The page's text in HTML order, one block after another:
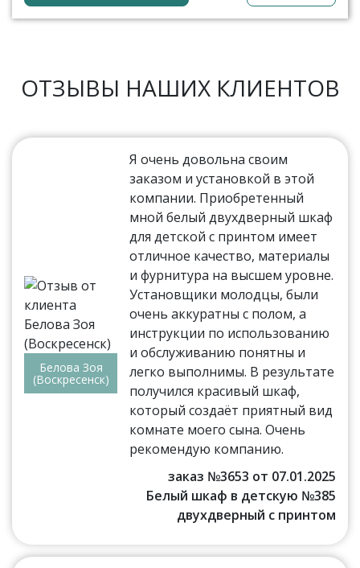
ОТЗЫВЫ НАШИХ КЛИЕНТОВ
Белова Зоя
(Воскресенск)
Я очень довольна своим
заказом и установкой в этой
компании. Приобретенный
мной белый двухдверный шкаф
для детской с принтом имеет
отличное качество, материалы
и фурнитура на высшем уровне.
Установщики молодцы, были
очень аккуратны с полом, а
инструкции по использованию
и обслуживанию понятны и
легко выполнимы. В результате
получился красивый шкаф,
который создаёт приятный вид
комнате моего сына. Очень
рекомендую компанию.
заказ №3653 от 07.01.2025
Белый шкаф в детскую №385
двухдверный с принтом